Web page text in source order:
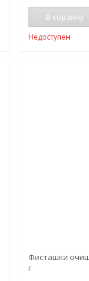
В корзину
Недоступен
Фисташки
г